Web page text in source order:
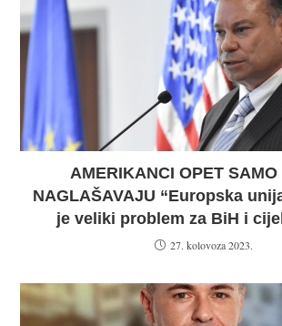
AMERIKANCI OPET SAMO
NAGLAŠAVAJU “Europska
je veliki problem za BiH i
27. kolovoza 2023.